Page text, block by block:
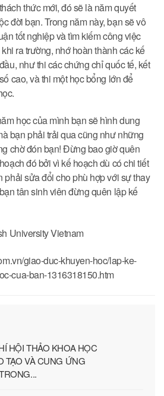
thức mới, đó sẽ là năm quyết
đời bạn. Trong năm này, bạn sẽ vô
tốt nghiệp và tìm kiếm công việc
ra trường, nhớ hoàn thành các kế
như thi các chứng chỉ quốc tế, kết
cao, và thi một học bổng lớn để
học của mình bạn sẽ hình dung
bạn phải trải qua cũng như những
chờ đón bạn! Đừng bao giờ quên
đó bởi vì kế hoạch dù có chi tiết
phải sửa đổi cho phù hợp với sự thay
tân sinh viên đừng quên lập kế
University Vietnam
giao-duc-khuyen-hoc/lap-ke-
cua-ban-1316318150.htm
HỘI THẢO KHOA HỌC
TẠO VÀ CUNG ỨNG